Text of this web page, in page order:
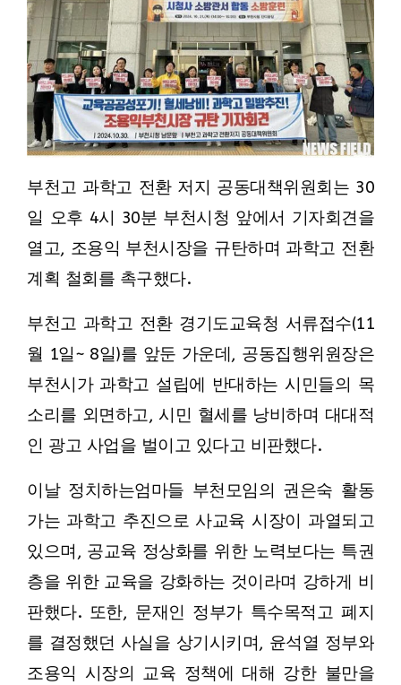
부천고 과학고 전환 저지 공동대책위원회는 30
일 오후 4시 30분 부천시청 앞에서 기자회견을
열고, 조용익 부천시장을 규탄하며 과학고 전환
계획 철회를 촉구했다.
부천고 과학고 전환 경기도교육청 서류접수(11
월 1일~ 8일)를 앞둔 가운데, 공동집행위원장은
부천시가 과학고 설립에 반대하는 시민들의 목
소리를 외면하고, 시민 혈세를 낭비하며 대대적
인 광고 사업을 벌이고 있다고 비판했다.
이날 정치하는엄마들 부천모임의 권은숙 활동
가는 과학고 추진으로 사교육 시장이 과열되고
있으며, 공교육 정상화를 위한 노력보다는 특권
층을 위한 교육을 강화하는 것이라며 강하게 비
판했다. 또한, 문재인 정부가 특수목적고 폐지
를 결정했던 사실을 상기시키며, 윤석열 정부와
조용익 시장의 교육 정책에 대해 강한 불만을